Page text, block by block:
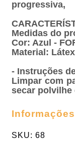
progressiva,
Medidas do
Cor: Azul -
Material: Látex
- Instruções
Limpar com
secar polvilhe
SKU: 68